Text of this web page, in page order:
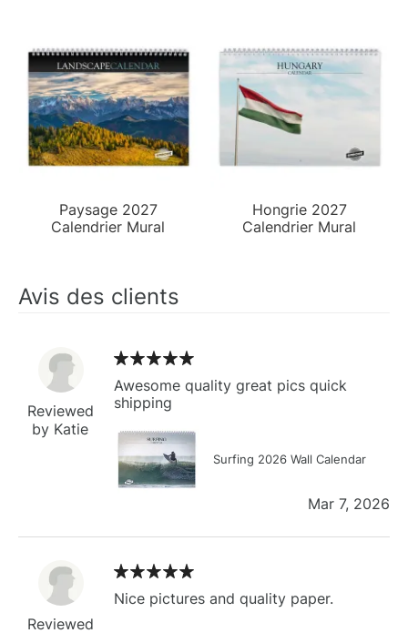
Paysage 2027
Calendrier Mural
Hongrie 2027
Calendrier Mural
Avis des clients
Reviewed
by Katie
Awesome quality great pics quick
shipping
Surfing 2026 Wall Calendar
Mar 7, 2026
Reviewed
Nice pictures and quality paper.